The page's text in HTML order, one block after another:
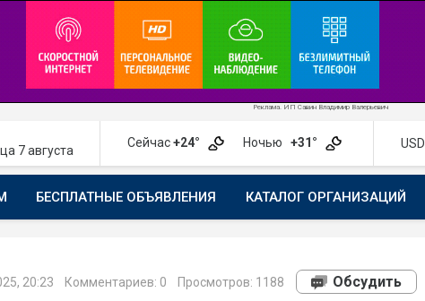
Реклама. ИП Савин Владимир Валерьевич
7 августа
Сейчас+24° Ночью +31° USD
БЕСПЛАТНЫЕ ОБЪЯВЛЕНИЯ КАТАЛОГ ОРГАНИЗАЦИЙ
20:23 Комментариев: 0 Просмотров: 1188 Обсудить